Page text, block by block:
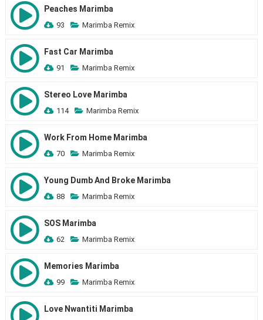
Peaches Marimba
93 Marimba Remix
Fast Car Marimba
91 Marimba Remix
Stereo Love Marimba
114 Marimba Remix
Work From Home Marimba
70 Marimba Remix
Young Dumb And Broke Marimba
88 Marimba Remix
SOS Marimba
62 Marimba Remix
Memories Marimba
99 Marimba Remix
Love Nwantiti Marimba